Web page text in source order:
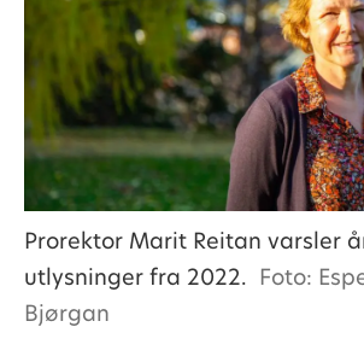
Prorektor Marit Reitan varsler
utlysninger fra 2022. Foto:
Bjørgan